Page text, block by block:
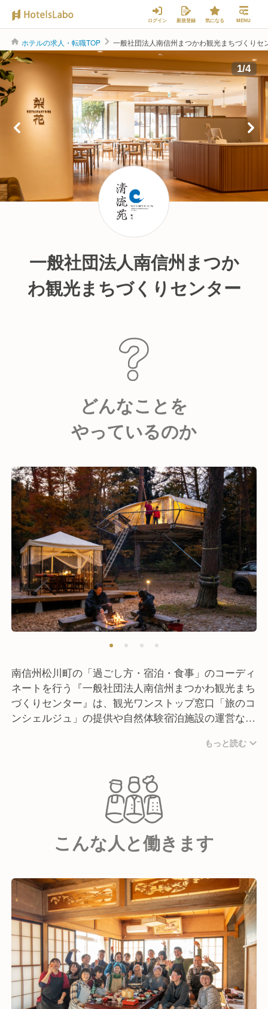
ログイン 新規登録 気になる MENU
ホテルの求人・転職TOP 一般社団法人南信州まつかわ観光まちづくり
1/4
一般社団法人南信州まつか
わ観光まちづくりセンター
どんなことを
やっているのか
南信州松川町の「過ごし方・宿泊・食事」のコーディ
ネートを行う『一般社団法人南信州まつかわ観光まち
づくりセンター』は、観光ワンストップ窓口「旅のコ
ンシェルジュ」の提供や自然体験宿泊施設の運営な
選んでいただき、松川町のファンやリピーター、関係
人口、交流人口の増加を目指しています。
もっと読む
こんな人と働きます